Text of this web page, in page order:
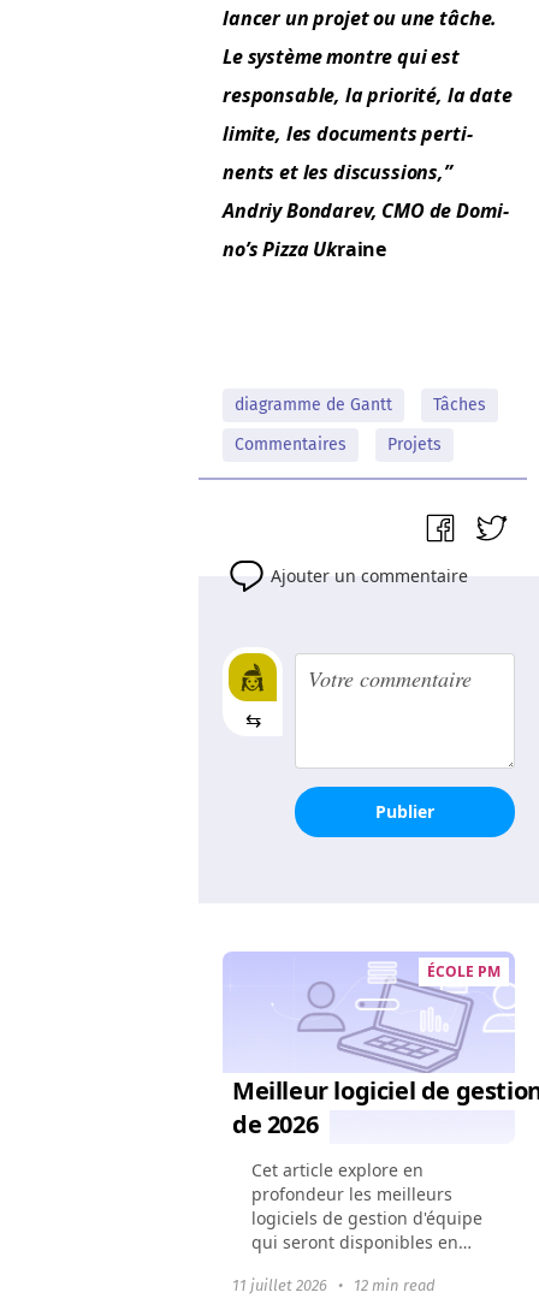
lancer un pro­jet ou une tâche.
Le sys­tème mon­tre qui est
respon­s­able, la pri­or­ité, la date
lim­ite, les doc­u­ments per­ti­
nents et les dis­cus­sions,”
Andriy Bon­darev, CMOde Domi­
no’s Piz­za Ukraine
diagramme de Gantt
Tâches
Commentaires
Projets
Ajouter un commentaire
⇆
Publier
ÉCOLE PM
Meilleur logiciel de
de 2026
Cet article explore en
profondeur les meilleurs
logiciels de gestion d'équipe
qui seront disponibles en
outils peuvent changer la
11 juillet 2026 • 12 min read